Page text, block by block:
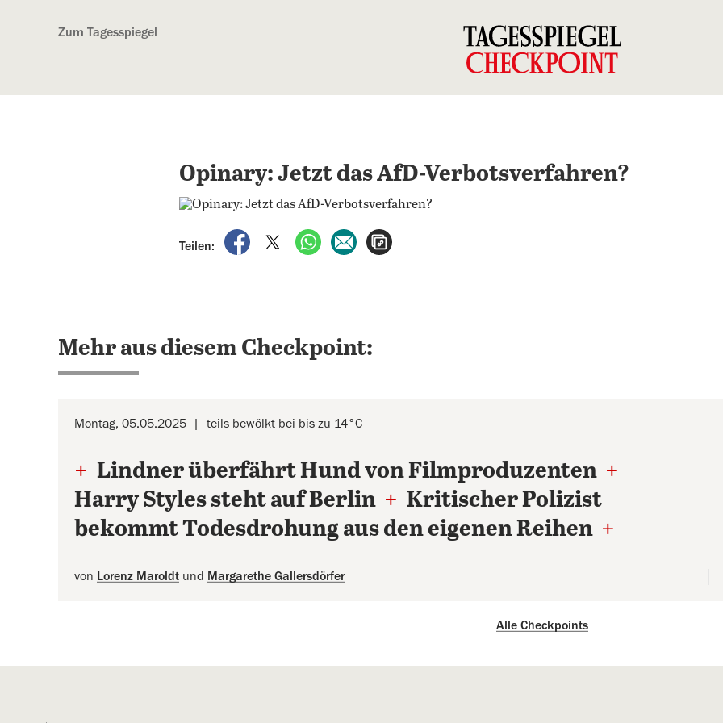
Zum Tagesspiegel
Opinary: Jetzt das AfD-Verbotsverfahren?
Teilen:
auf Facebook teilen
auf X teilenper WhatsApp teilen
per E-Mail teilen
Mehr aus diesem Checkpoint:
Montag, 05.05.2025 teils bewölkt bei bis zu 14°C
+ Lindner überfährt Hund von Filmproduzenten +
Harry Styles steht auf Berlin + Kritischer Polizist
bekommt Todesdrohung aus den eigenen Reihen +
von Lorenz Maroldt und Margarethe Gallersdörfer
Alle Checkpoints